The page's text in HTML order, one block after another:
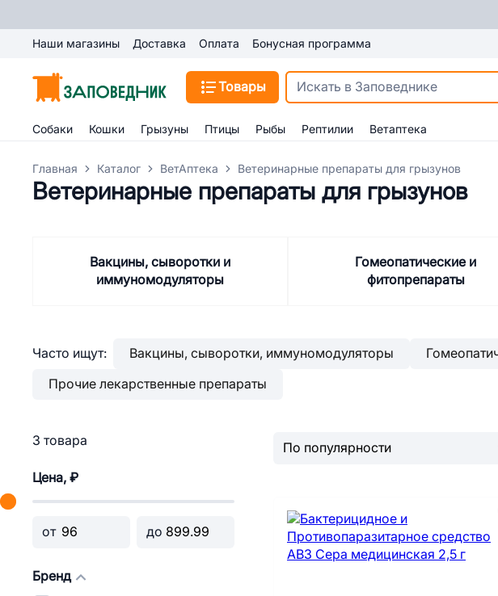
Наши магазины Доставка Оплата Бонусная программа
Товары
Собаки Кошки Грызуны Птицы Рыбы Рептилии Ветаптека
Главная Каталог ВетАптека Ветеринарные препараты для грызунов
Ветеринарные препараты для грызунов
Вакцины, сыворотки и
иммуномодуляторы
Гомеопатические и
фитопрепараты
Часто ищут: Вакцины, сыворотки, иммуномодуляторы
Прочие лекарственные препараты
3 товара
Цена, ₽
от до
Бренд